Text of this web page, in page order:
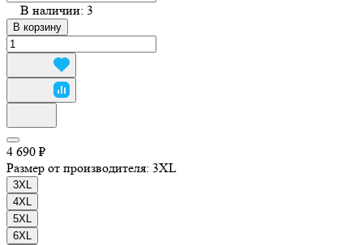
В наличии: 3
В корзину
4 690 ₽
Размер от производителя: 3XL
3XL
4XL
5XL
6XL